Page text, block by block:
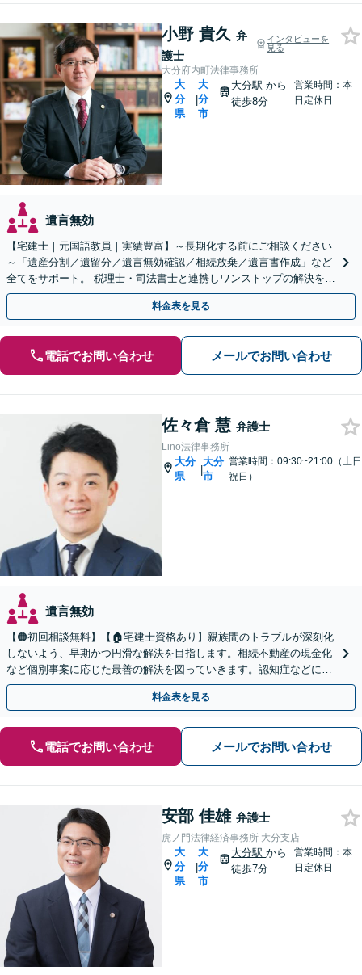
小野 貴久 弁
護士
インタビューを
見る
大分府内町法律事務所
大
分
県
|
大
分
市
大分駅から
徒歩8分
営業時間：本
日定休日
遺言無効
【宅建士｜元国語教員｜実績豊富】～長期化する前にご相談ください
～「遺産分割／遺留分／遺言無効確認／相続放棄／遺言書作成」など
全てをサポート。 税理士・司法書士と連携しワンストップの解決を！
迅速かつ丁寧に進めます【初回相談無料｜土日夜間可】
料金表を見る
電話でお問い合わせ メールでお問い合わせ
佐々倉 慧 弁護士
Lino法律事務所
大分
県
|
大分
市
営業時間：09:30~21:00（土日
祝日）
遺言無効
【🟠初回相談無料】【🏠宅建士資格あり】親族間のトラブルが深刻化
しないよう、早期かつ円滑な解決を目指します。相続不動産の現金化
など個別事案に応じた最善の解決を図っていきます。認知症などによ
る遺言書の効力も争います。【オンライン面談OK】
料金表を見る
電話でお問い合わせ メールでお問い合わせ
安部 佳雄 弁護士
虎ノ門法律経済事務所 大分支店
大
分
県
|
大
分
市
大分駅から
徒歩7分
営業時間：本
日定休日